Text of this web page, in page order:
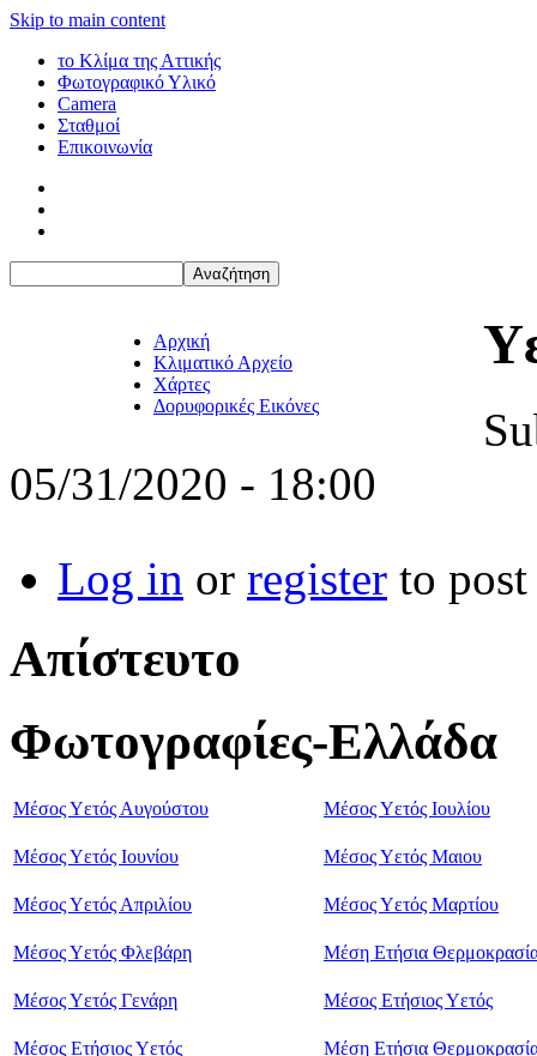
Skip to main content
το Κλίμα της Αττικής
Φωτογραφικό Υλικό
Camera
Σταθμοί
Επικοινωνία
Αρχική
Κλιματικό Αρχείο
Χάρτες
Δορυφορικές Εικόνες
05/31/2020 - 18:00
Log in or register to
Απίστευτο
Φωτογραφίες-Ελλάδα
Μέσος Υετός Αυγούστου Μέσος Υετός Ιουλίου
Μέσος Υετός Ιουνίου Μέσος Υετός Μαιου
Μέσος Υετός Απριλίου Μέσος Υετός Μαρτίου
Μέσος Υετός Φλεβάρη Μέση Ετήσια
Μέσος Υετός Γενάρη Μέσος Ετήσιος Υετός
Μέσος Ετήσιος Υετός Μέση Ετήσια